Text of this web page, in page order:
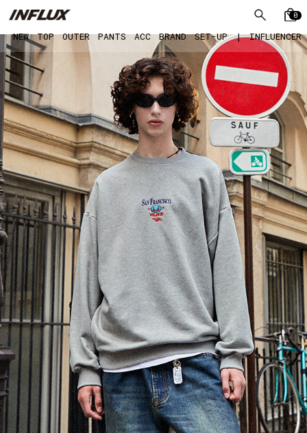
0
NEW TOP OUTER PANTS ACC BRAND SET-UP | INFLUENCER